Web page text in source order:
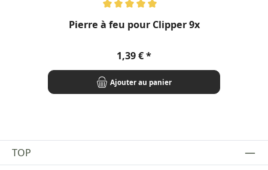
Pierre à feu pour Clipper 9x
Prix régulier :
1,39 €
Ajouter au panier
TOP